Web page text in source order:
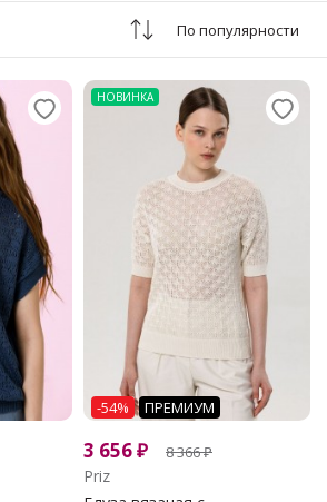
По популярности
НОВИНКА
-54% ПРЕМИУМ
3 656₽ 8 366₽
Priz